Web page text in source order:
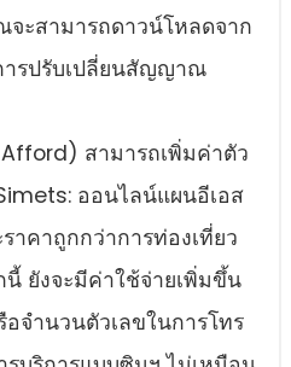
ะสามารถดาวน์โหลดจาก
ารปรับเปลี่ยนสัญญาณ
สามารถเพิ่มค่าตัว
ออนไลน์แผนอีเอส
าคาถูกกว่าการท่องเที่ยว
นี้ ยังจะมีค่าใช้จ่ายเพิ่มขึ้น
จํานวนตัวเลขในการโทร